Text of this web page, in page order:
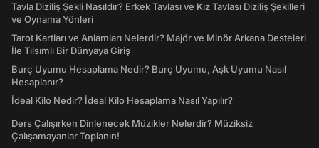
Tavla Diziliş Şekli Nasıldır? Erkek Tavlası ve Kız Tavlası Diziliş Şekilleri
ve Oynama Yönleri
Tarot Kartları ve Anlamları Nelerdir? Majör ve Minör Arkana Desteleri
İle Tılsımlı Bir Dünyaya Giriş
Burç Uyumu Hesaplama Nedir? Burç Uyumu, Aşk Uyumu Nasıl
Hesaplanır?
İdeal Kilo Nedir? İdeal Kilo Hesaplama Nasıl Yapılır?
Ders Çalışırken Dinlenecek Müzikler Nelerdir? Müziksiz
Çalışamayanlar Toplanın!